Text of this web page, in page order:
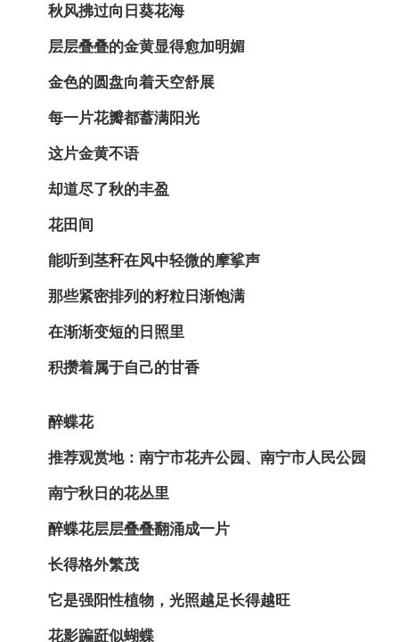
秋风拂过向日葵花海
层层叠叠的金黄显得愈加明媚
金色的圆盘向着天空舒展
每一片花瓣都蓄满阳光
这片金黄不语
却道尽了秋的丰盈
花田间
能听到茎秆在风中轻微的摩挲声
那些紧密排列的籽粒日渐饱满
在渐渐变短的日照里
积攒着属于自己的甘香
醉蝶花
推荐观赏地：南宁市花卉公园、南宁市人民公园
南宁秋日的花丛里
醉蝶花层层叠叠翻涌成一片
长得格外繁茂
它是强阳性植物，光照越足长得越旺
花影蹁跹似蝴蝶